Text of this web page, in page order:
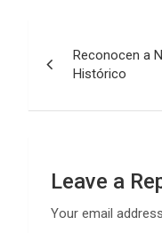
navigation
Reconocen a
Histórico
Leave a
Your email